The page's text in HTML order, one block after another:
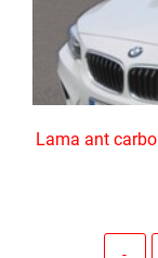
Lama ant